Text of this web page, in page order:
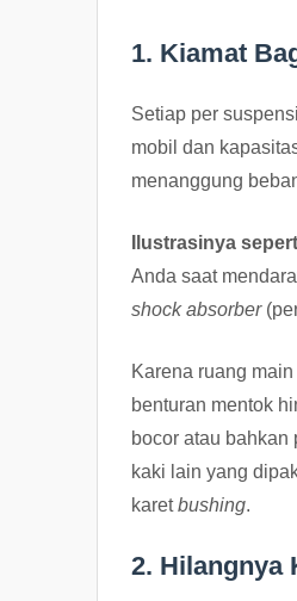
1. Kiamat
Setiap per
mobil dan
menanggung
Ilustrasinya
Anda saat
shock absorber
Karena ruang main
benturan mentok
bocor atau
kaki lain yang
karetbushing.
2. Hilangnya